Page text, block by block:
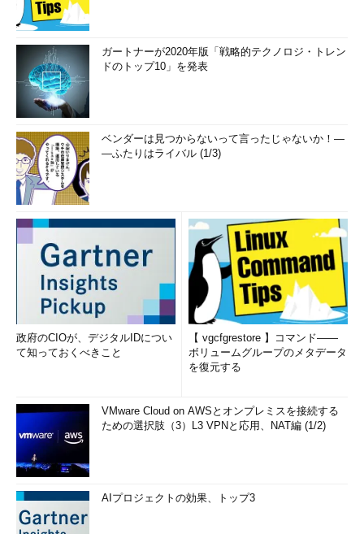
ガートナーが2020年版「戦略的テクノロジ・トレン
ドのトップ10」を発表
ベンダーは見つからないって言ったじゃないか！―
―ふたりはライバル (1/3)
政府のCIOが、デジタルIDについ
て知っておくべきこと
【 vgcfgrestore 】コマンド――
ボリュームグループのメタデータ
を復元する
VMware Cloud on AWSとオンプレミスを接続する
ための選択肢（3）L3 VPNと応用、NAT編 (1/2)
AIプロジェクトの効果、トップ3